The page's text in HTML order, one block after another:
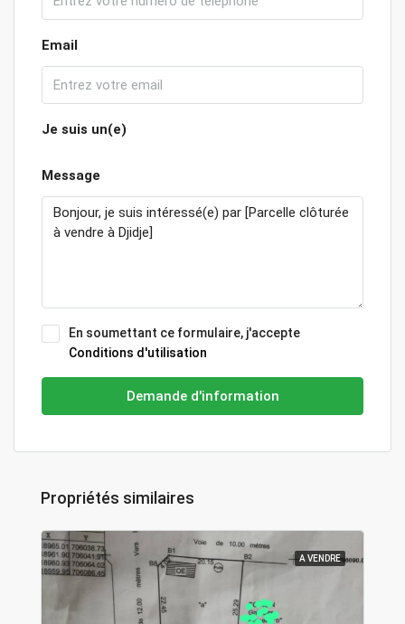
Email
Je suis un(e)
Message
En soumettant ce formulaire, j'accepte
Conditions d'utilisation
Demande d'information
Propriétés similaires
A VENDRE